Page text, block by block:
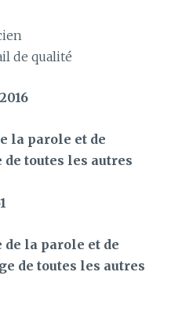
de qualité
la parole et de
toutes les autres
de la parole et de
de toutes les autres